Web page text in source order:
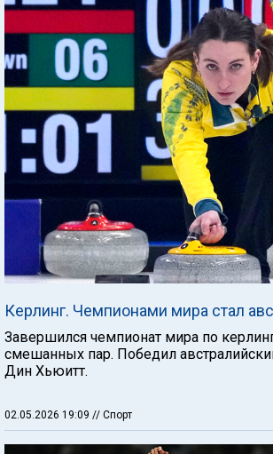
Керлинг. Чемпионами мира стал
Завершился чемпионат мира по
смешанных пар. Победил
Дин Хьюитт.
02.05.2026 19:09 // Спорт